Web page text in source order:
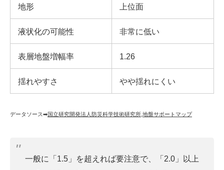
地形 上位面
液状化の可能性 非常に低い
表層地盤増幅率 1.26
揺れやすさ やや揺れにくい
データソース➡︎国立研究開発法人防災科学技術研究所 地盤サポートマップ
一般に「1.5」を超えれば要注意で、「2.0」以上